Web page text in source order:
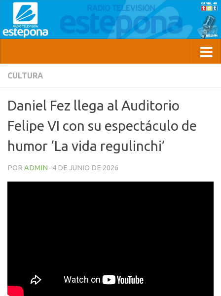
CULTURA
Daniel Fez llega al Auditorio
Felipe VI con su espectáculo de
humor ‘La vida regulinchi’
POR ADMIN · 4 DE JUNIO DE 2026